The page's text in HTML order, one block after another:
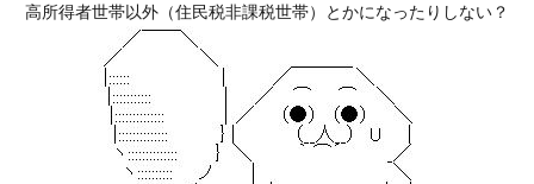
高所得者世帯以外（住民税非課税世帯）とかになったりしない？